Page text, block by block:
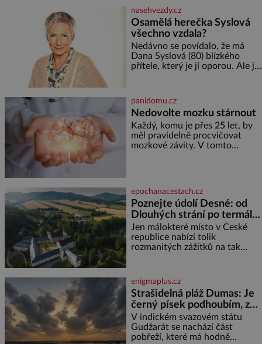
soustředění i odpočinek a
reaguje na každou etapu života
a specifické potřeby dítěte. Pro
nejmenší je klíčová
jednoduchost, měkkost a
bezpečí, proto by pokoj
miminka měl působit především
nasehvezdy.cz
Osamělá herečka Syslová
všechno vzdala?
Nedávno se povídalo, že má
Dana Syslová (80) blízkého
přítele, který je jí oporou. Ale je
častěji mluví o svém odchodu.
Dohnala ji snad samota? Půs
panidomu.cz
Nedovolte mozku stárnout
Každý, komu je přes 25 let, by
měl pravidelně procvičovat
mozkové závity. V tomto
marně v paměti lovíte název
knížky, kterou jste nedávno
přečetli. Je to opravdu tak, s
věkem jako kdyby se paměť
rozhodla stávkovat. Cvičte
epochanacestach.cz
Poznejte údolí Desné: od
Dlouhých strání po termální
prameny
Jen málokteré místo v České
republice nabízí tolik
rozmanitých zážitků na tak
jediného dne můžete
nahlédnout do útrob jedné z
nejvýznamnějších vodních
elektráren v Evropě, vydat se na
horské hřebeny, projet se na
koloběžce a den zakončit
poznáváním památek ve
enigmaplus.cz
Strašidelná pláž Dumas: Je
černý písek podhoubím, ze
kterého roste zlo?
V indickém svazovém státu
Gudžarát se nachází část
pobřeží, které má hodně